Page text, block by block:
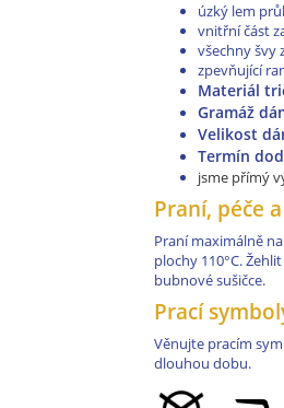
úzký lem
vnitřní část
všechny švy
zpevňující
Materiál
Gramáž
Velikost
Termín
jsme přímý
Praní, péče
Praní maximálně
plochy 110°C.
bubnové sušičce.
Prací
Věnujte pracím
dlouhou dobu.